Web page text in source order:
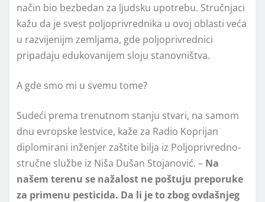
način bio bezbedan za ljudsku upotrebu. Stručnjaci
kažu da je svest poljoprivrednika u ovoj oblasti veća
u razvijenijm zemljama, gde poljoprivrednici
pripadaju edukovanijem sloju stanovništva.
A gde smo mi u svemu tome?
Sudeći prema trenutnom stanju stvari, na samom
dnu evropske lestvice, kaže za Radio Koprijan
diplomirani inženjer zaštite bilja iz Poljoprivredno-
stručne službe iz Niša Dušan Stojanović. – Na
našem terenu se nažalost ne poštuju preporuke
za primenu pesticida. Da li je to zbog ovdašnjeg